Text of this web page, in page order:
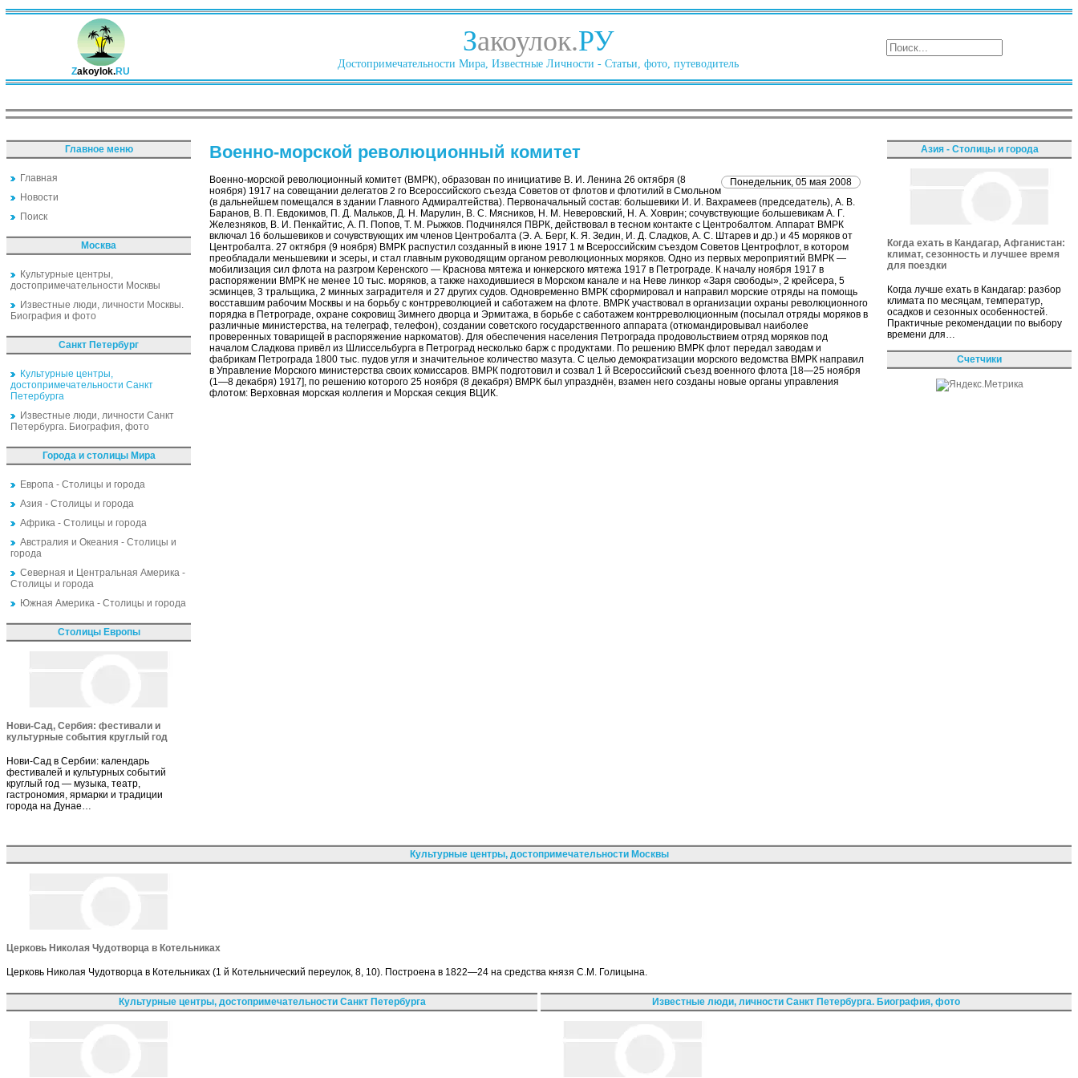
Zakoylok.RU
Закоулок.РУ
Достопримечательности Мира, Известные Личности - Статьи, фото, путеводитель
Главное меню
Главная
Новости
Поиск
Москва
Культурные центры,
достопримечательности Москвы
Известные люди, личности Москвы.
Биография и фото
Санкт Петербург
Культурные центры,
достопримечательности Санкт
Петербурга
Известные люди, личности Санкт
Петербурга. Биография, фото
Города и столицы Мира
Европа - Столицы и города
Азия - Столицы и города
Африка - Столицы и города
Австралия и Океания - Столицы и
города
Северная и Центральная Америка -
Столицы и города
Южная Америка - Столицы и города
Столицы Европы
Нови-Сад, Сербия: фестивали и
культурные события круглый год
Нови-Сад в Сербии: календарь
фестивалей и культурных событий
круглый год — музыка, театр,
гастрономия, ярмарки и традиции
города на Дунае…
Военно-морской революционный комитет
Понедельник, 05 мая 2008
Военно-морской революционный комитет (ВМРК), образован по инициативе В. И. Ленина 26 октября (8
ноября) 1917 на совещании делегатов 2 го Всероссийского съезда Советов от флотов и флотилий в Смольном
(в дальнейшем помещался в здании Главного Адмиралтейства). Первоначальный состав: большевики И. И. Вахрамеев (председатель), А. В.
Баранов, В. П. Евдокимов, П. Д. Мальков, Д. Н. Марулин, В. С. Мясников, Н. М. Неверовский, Н. А. Ховрин; сочувствующие большевикам А. Г.
Железняков, В. И. Пенкайтис, А. П. Попов, Т. М. Рыжков. Подчинялся ПВРК, действовал в тесном контакте с Центробалтом. Аппарат ВМРК
включал 16 большевиков и сочувствующих им членов Центробалта (Э. А. Берг, К. Я. Зедин, И. Д. Сладков, А. С. Штарев и др.) и 45 моряков от
Центробалта. 27 октября (9 ноября) ВМРК распустил созданный в июне 1917 1 м Всероссийским съездом Советов Центрофлот, в котором
преобладали меньшевики и эсеры, и стал главным руководящим органом революционных моряков. Одно из первых мероприятий ВМРК —
мобилизация сил флота на разгром Керенского — Краснова мятежа и юнкерского мятежа 1917 в Петрограде. К началу ноября 1917 в
распоряжении ВМРК не менее 10 тыс. моряков, а также находившиеся в Морском канале и на Неве линкор «Заря свободы», 2 крейсера, 5
эсминцев, 3 тральщика, 2 минных заградителя и 27 других судов. Одновременно ВМРК сформировал и направил морские отряды на помощь
восставшим рабочим Москвы и на борьбу с контрреволюцией и саботажем на флоте. ВМРК участвовал в организации охраны революционного
порядка в Петрограде, охране сокровищ Зимнего дворца и Эрмитажа, в борьбе с саботажем контрреволюционным (посылал отряды моряков в
различные министерства, на телеграф, телефон), создании советского государственного аппарата (откомандировывал наиболее
проверенных товарищей в распоряжение наркоматов). Для обеспечения населения Петрограда продовольствием отряд моряков под
началом Сладкова привёл из Шлиссельбурга в Петроград несколько барж с продуктами. По решению ВМРК флот передал заводам и
фабрикам Петрограда 1800 тыс. пудов угля и значительное количество мазута. С целью демократизации морского ведомства ВМРК направил
в Управление Морского министерства своих комиссаров. ВМРК подготовил и созвал 1 й Всероссийский съезд военного флота [18—25 ноября
(1—8 декабря) 1917], по решению которого 25 ноября (8 декабря) ВМРК был упразднён, взамен него созданы новые органы управления
флотом: Верховная морская коллегия и Морская секция ВЦИК.
Азия - Столицы и города
Когда ехать в Кандагар, Афганистан:
климат, сезонность и лучшее время
для поездки
Когда лучше ехать в Кандагар: разбор
климата по месяцам, температур,
осадков и сезонных особенностей.
Практичные рекомендации по выбору
времени для…
Счетчики
Культурные центры, достопримечательности Москвы
Церковь Николая Чудотворца в Котельниках
Церковь Николая Чудотворца в Котельниках (1 й Котельнический переулок, 8, 10). Построена в 1822—24 на средства князя С.М. Голицына.
Культурные центры, достопримечательности Санкт Петербурга Известные люди, личности Санкт Петербурга. Биография, фото